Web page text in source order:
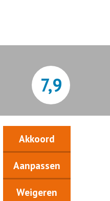
7,9
Akkoord
Aanpassen
Weigeren